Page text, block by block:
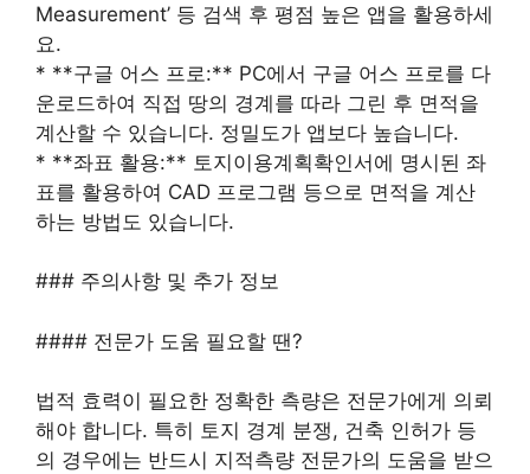
Measurement’ 등 검색 후 평점 높은 앱을 활용하세
요.
* **구글 어스 프로:** PC에서 구글 어스 프로를 다
운로드하여 직접 땅의 경계를 따라 그린 후 면적을
계산할 수 있습니다. 정밀도가 앱보다 높습니다.
* **좌표 활용:** 토지이용계획확인서에 명시된 좌
표를 활용하여 CAD 프로그램 등으로 면적을 계산
하는 방법도 있습니다.
### 주의사항 및 추가 정보
#### 전문가 도움 필요할 땐?
법적 효력이 필요한 정확한 측량은 전문가에게 의뢰
해야 합니다. 특히 토지 경계 분쟁, 건축 인허가 등
의 경우에는 반드시 지적측량 전문가의 도움을 받으